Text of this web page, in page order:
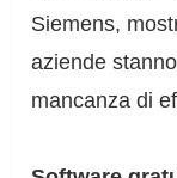
Siemens,
aziende
mancanza di